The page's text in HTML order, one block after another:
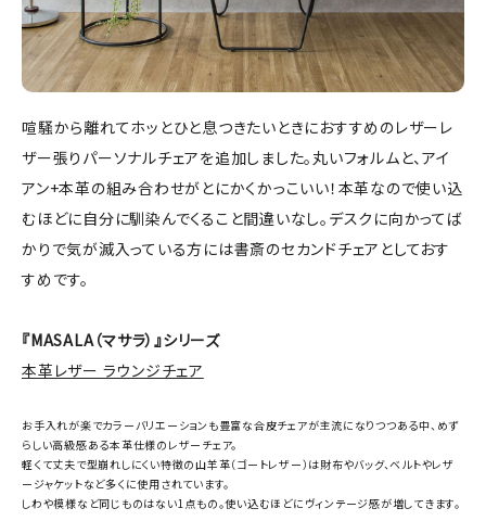
喧騒から離れてホッとひと息つきたいときにおすすめのレザーレ
ザー張りパーソナルチェアを追加しました。丸いフォルムと、アイ
アン+本革の組み合わせがとにかくかっこいい！本革なので使い込
むほどに自分に馴染んでくること間違いなし。デスクに向かってば
かりで気が滅入っている方には書斎のセカンドチェアとしておす
すめです。
『MASALA（マサラ）』シリーズ
本革レザー ラウンジチェア
お手入れが楽でカラーバリエーションも豊富な合皮チェアが主流になりつつある中、めず
らしい高級感ある本革仕様のレザーチェア。
軽くて丈夫で型崩れしにくい特徴の山羊革（ゴートレザー）は財布やバッグ、ベルトやレザ
ージャケットなど多くに使用されています。
しわや模様など同じものはない1点もの。使い込むほどにヴィンテージ感が増してきます。